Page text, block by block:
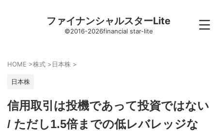
ファイナンシャルスターLite
©2016-2026financial star-lite
HOME >株式 >日本株 >
日本株
信用取引は投機であって投資ではない
/ ただし1.5倍までの低レバレッジな